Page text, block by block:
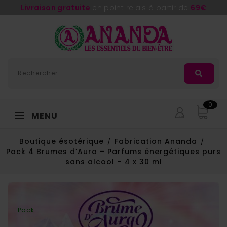
Livraison gratuite 69€
MENU
0
Boutique ésotérique
Fabrication Ananda
Pack 4 Brumes d’Aura – Parfums énergétiques purs
sans alcool – 4 x 30 ml
Pack